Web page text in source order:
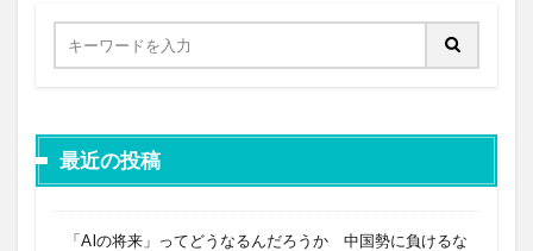
最近の投稿
「AIの将来」ってどうなるんだろうか 中国勢に負けるな